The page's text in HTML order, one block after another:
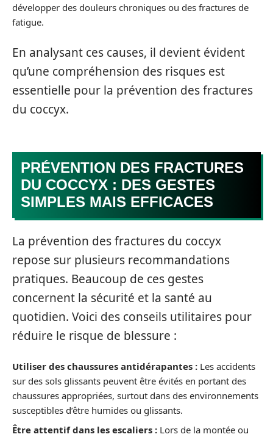
développer des douleurs chroniques ou des fractures de
fatigue.
En analysant ces causes, il devient évident
qu’une compréhension des risques est
essentielle pour la prévention des fractures
du coccyx.
PRÉVENTION DES FRACTURES
DU COCCYX : DES GESTES
SIMPLES MAIS EFFICACES
La prévention des fractures du coccyx
repose sur plusieurs recommandations
pratiques. Beaucoup de ces gestes
concernent la sécurité et la santé au
quotidien. Voici des conseils utilitaires pour
réduire le risque de blessure :
Utiliser des chaussures antidérapantes : Les accidents
sur des sols glissants peuvent être évités en portant des
chaussures appropriées, surtout dans des environnements
susceptibles d’être humides ou glissants.
Être attentif dans les escaliers : Lors de la montée ou